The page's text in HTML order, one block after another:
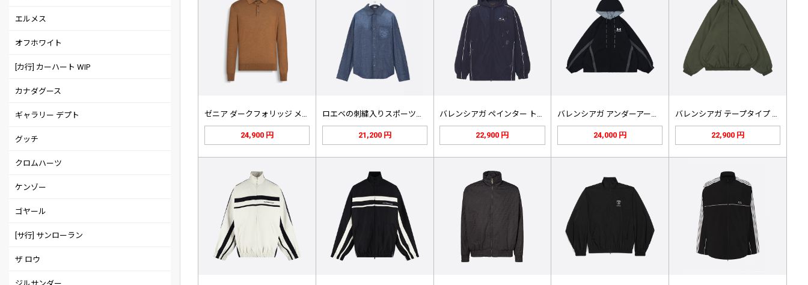
エルメス
オフホワイト
[カ行] カーハート WIP
カナダグース
ギャラリー デプト
グッチ
クロムハーツ
ケンゾー
ゴヤール
[サ行] サンローラン
ザ ロウ
24,900 円 21,200 円 22,900 円 24,000 円 22,900 円